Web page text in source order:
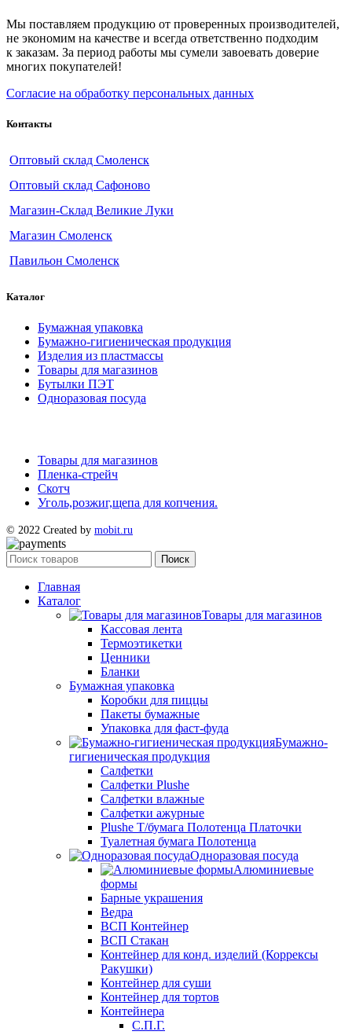
Мы поставляем продукцию от проверенных производителей,
не экономим на качестве и всегда ответственно подходим
к заказам. За период работы мы сумели завоевать доверие
многих покупателей!
Согласие на обработку персональных данных
Контакты
Оптовый склад Смоленск
Оптовый склад Сафоново
Магазин-Склад Великие Луки
Магазин Смоленск
Павильон Смоленск
Каталог
Бумажная упаковка
Бумажно-гигиеническая продукция
Изделия из пластмассы
Товары для магазинов
Бутылки ПЭТ
Одноразовая посуда
Товары для магазинов
Пленка-стрейч
Скотч
Уголь,розжиг,щепа для копчения.
© 2022 Created by mobit.ru
Поиск
Главная
Каталог
Товары для магазинов
Кассовая лента
Термоэтикетки
Ценники
Бланки
Бумажная упаковка
Коробки для пиццы
Пакеты бумажные
Упаковка для фаст-фуда
Бумажно-
гигиеническая продукция
Салфетки
Салфетки Plushe
Салфетки влажные
Салфетки ажурные
Plushe Т/бумага Полотенца Платочки
Туалетная бумага Полотенца
Одноразовая посуда
Алюминиевые
формы
Барные украшения
Ведра
ВСП Контейнер
ВСП Стакан
Контейнер для конд. изделий (Коррексы
Ракушки)
Контейнер для суши
Контейнер для тортов
Контейнера
С.П.Г.